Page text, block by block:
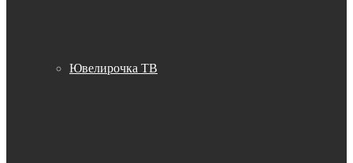
Ювелирочка ТВ